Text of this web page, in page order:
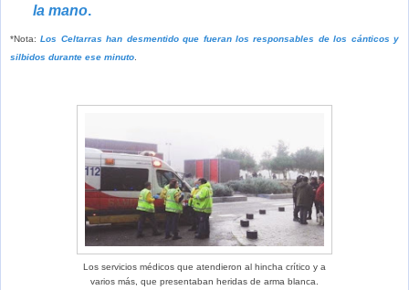
la mano.
*Nota:Los Celtarras han desmentido que fueran los responsables de los cánticos y
silbidos durante ese minuto.
Los servicios médicos que atendieron al hincha crítico y a
varios más, que presentaban heridas de arma blanca.